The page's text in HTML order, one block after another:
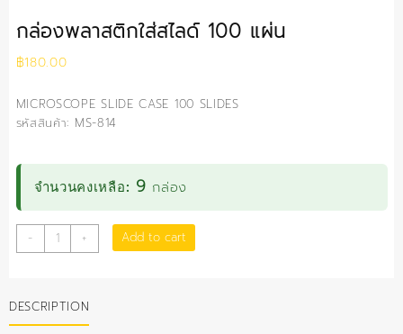
กล่องพลาสติกใส่สไลด์ 100 แผ่น
฿180.00
MICROSCOPE SLIDE CASE 100 SLIDES
รหัสสินค้า: MS-814
จำนวนคงเหลือ: 9 กล่อง
-
กล่อง
พลาสติก
100
แผ่น
+ Add to cart
DESCRIPTION